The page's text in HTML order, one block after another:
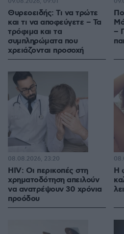
Θυρεοειδής: Τι να τρώτε
και τι να αποφεύγετε – Τα
τρόφιμα και τα
συμπληρώματα που
χρειάζονται προσοχή
–
HIV: Οι περικοπές στη
χρηματοδότηση απειλούν
να ανατρέψουν 30 χρόνια
προόδου
08.08.2026, 23:20
Η